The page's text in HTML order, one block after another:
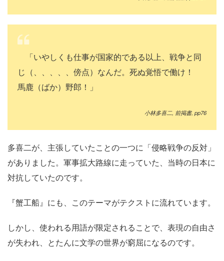
「いやしくも仕事が国家的である以上、戦争と同
じ（、、、、、傍点）なんだ。死ぬ覚悟で働け！
馬鹿（ばか）野郎！」
小林多喜二, 前掲書, pp76
多喜二が、主張していたことの一つに「侵略戦争の反対」
がありました。軍事拡大路線に走っていた、当時の日本に
対抗していたのです。
『蟹工船』にも、このテーマがテクストに流れています。
しかし、使われる用語が限定されることで、表現の自由さ
が失われ、とたんに文学の世界が窮屈になるのです。